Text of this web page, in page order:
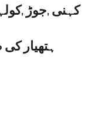
کہنی ,جوڑ
ہتھیار